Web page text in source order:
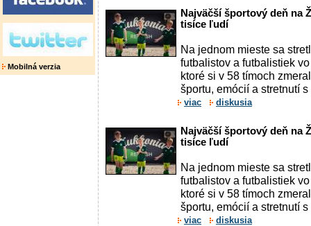
Mobilná verzia
Najväčší športový deň na
tisíce ľudí
Na jednom mieste sa
futbalistov a futbalistiek
ktoré si v 58 tímoch
športu, emócií a stretnutí
viac diskusia
Najväčší športový deň na
tisíce ľudí
Na jednom mieste sa
futbalistov a futbalistiek
ktoré si v 58 tímoch
športu, emócií a stretnutí
viac diskusia